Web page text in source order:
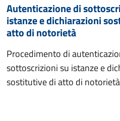
Autenticazione di
istanze e dichiarazioni
atto di notorietà
Procedimento di
sottoscrizioni su istanze e
sostitutive di atto di notorietà